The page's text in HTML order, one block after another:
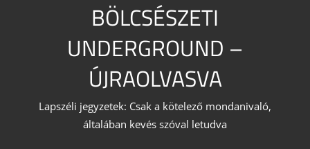
BÖLCSÉSZETI
UNDERGROUND –
ÚJRAOLVASVA
Lapszéli jegyzetek: Csak a kötelező mondanivaló,
általában kevés szóval letudva